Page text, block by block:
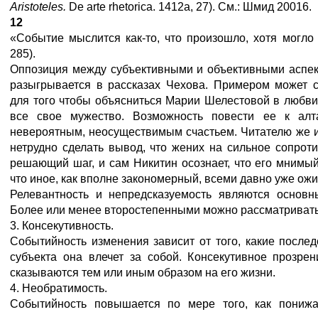
Aristoteles. De arte rhetorica. 1412a, 27). См.: Шмид 20016.
12
«Событие мыслится как-то, что произошло, хотя
285).
Оппозиция между субъективными и объективными
разыгрывается в рассказах Чехова. Примером может
для того чтобы объясниться Марии Шелестовой в
все свое мужество. Возможность повести ее к
невероятным, неосуществимым счастьем. Читателю
нетрудно сделать вывод, что жених на сильное
решающий шаг, и сам Никитин осознает, что его
что иное, как вполне закономерный, всеми давно уже
Релевантность и непредсказуемость являются
Более или менее второстепенными можно
3. Консекутивность.
Событийность изменения зависит от того, какие
субъекта она влечет за собой. Консекутивное
сказываются тем или иным образом на его жизни.
4. Необратимость.
Событийность повышается по мере того, как